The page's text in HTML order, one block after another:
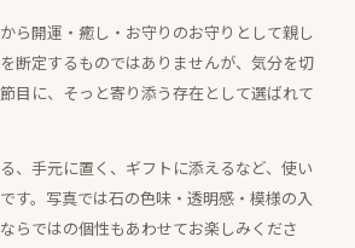
ら開運・癒し・お守りのお守りとして親し
断定するものではありませんが、気分を切
目に、そっと寄り添う存在として選ばれて
、手元に置く、ギフトに添えるなど、使い
す。写真では石の色味・透明感・模様の入
らではの個性もあわせてお楽しみくださ